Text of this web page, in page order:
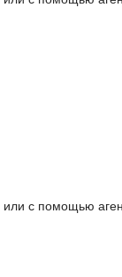
или с помощью